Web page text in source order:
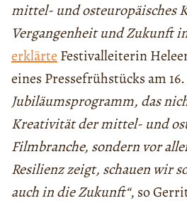
mittel- und osteuropäisches
Vergangenheit und Zukunft
erklärte Festivalleiterin
eines Pressefrühstücks am
Jubiläumsprogramm, das
Kreativität der mittel- und
Filmbranche, sondern vor
Resilienz zeigt, schauen wir
auch in die Zukunft“, so